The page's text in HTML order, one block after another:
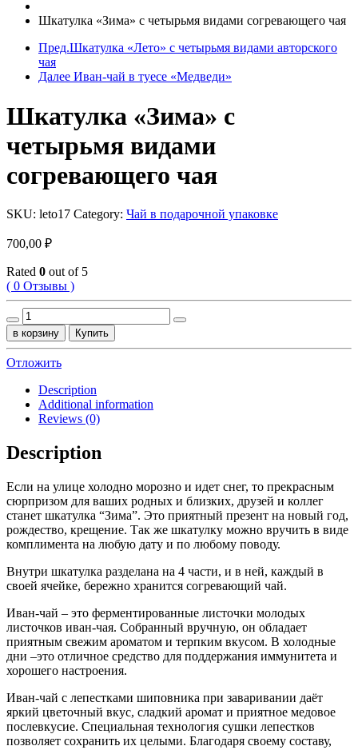
Шкатулка «Зима» с четырьмя видами согревающего чая
Пред.Шкатулка «Лето» с четырьмя видами авторского
чая
Далее Иван-чай в туесе «Медведи»
Шкатулка «Зима» с
четырьмя видами
согревающего чая
SKU: leto17 Category: Чай в подарочной упаковке
700,00 ₽
Rated 0 out of 5
( 0 Отзывы )
Шкатулка
«Зима»
с
видами
согревающего
чая
quantity
в корзину Купить
Отложить
Description
Additional information
Reviews (0)
Description
Если на улице холодно морозно и идет снег, то прекрасным
сюрпризом для ваших родных и близких, друзей и коллег
станет шкатулка “Зима”. Это приятный презент на новый год,
рождество, крещение. Так же шкатулку можно вручить в виде
комплимента на любую дату и по любому поводу.
Внутри шкатулка разделана на 4 части, и в ней, каждый в
своей ячейке, бережно хранится согревающий чай.
Иван-чай – это ферментированные листочки молодых
листочков иван-чая. Собранный вручную, он обладает
приятным свежим ароматом и терпким вкусом. В холодные
дни –это отличное средство для поддержания иммунитета и
хорошего настроения.
Иван-чай с лепестками шиповника при заваривании даёт
яркий цветочный вкус, сладкий аромат и приятное медовое
послевкусие. Специальная технология сушки лепестков
позволяет сохранить их целыми. Благодаря своему составу,